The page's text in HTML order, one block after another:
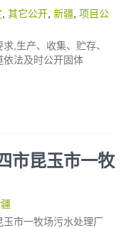
其它公开 新疆 项目公
,生产、收集、贮存、
依法及时公开固体
市昆玉市一牧
市一牧场污水处理厂